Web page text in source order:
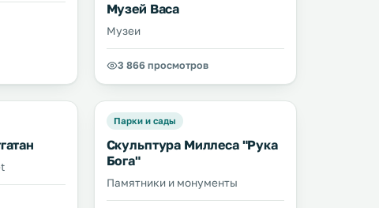
Музей Васа
Музеи
3 866 просмотров
Парки и сады
Скульптура Миллеса "Рука
Бога"
Памятники и монументы